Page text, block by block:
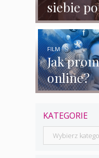
siebie
Jak
online?
FILM
KATEGORIE
Kategorie